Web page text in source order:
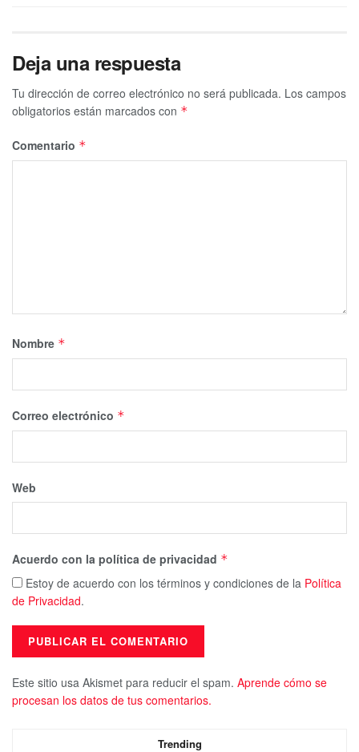
Deja una respuesta
Tu dirección de correo electrónico no será publicada. Los campos
obligatorios están marcados con *
Comentario *
Nombre *
Correo electrónico *
Web
Acuerdo con la política de privacidad *
Estoy de acuerdo con los términos y condiciones de la Política
de Privacidad.
Este sitio usa Akismet para reducir el spam. Aprende cómo se
procesan los datos de tus comentarios.
Trending